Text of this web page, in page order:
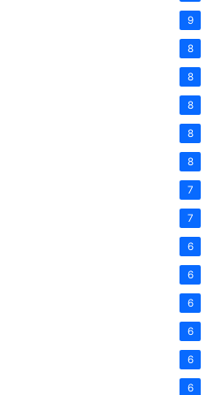
9
8
8
8
8
8
7
7
6
6
6
6
6
6